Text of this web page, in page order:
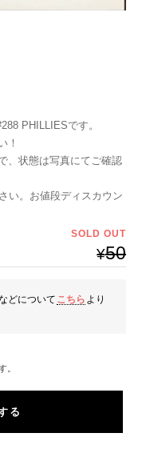
PHILLIESです。
！
、状態は写真にてご確認
い。お値段ディスカウン
SOLD OUT
¥50
どについて こちら より
。
る